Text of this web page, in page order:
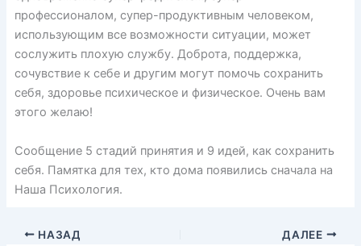
профессионалом, супер-продуктивным человеком,
использующим все возможности ситуации, может
сослужить плохую службу. Доброта, поддержка,
сочувствие к себе и другим могут помочь сохранить
себя, здоровье психическое и физическое. Очень вам
этого желаю!
Сообщение 5 стадий принятия и 9 идей, как сохранить
себя. Памятка для тех, кто дома появились сначала на
Наша Психология.
НАЗАД ДАЛЕЕ